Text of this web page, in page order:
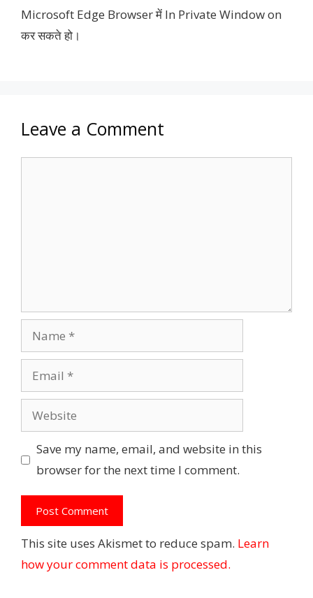
Microsoft Edge Browser में In Private Window on
कर सकते हो।
Leave a Comment
Name
Email
Website
Save my name, email, and website in this
browser for the next time I comment.
This site uses Akismet to reduce spam. Learn
how your comment data is processed.